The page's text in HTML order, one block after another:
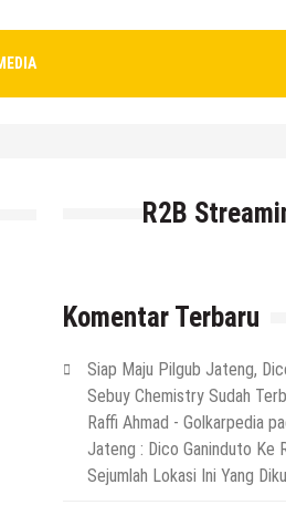
R2B
Komentar Terbaru
Siap Maju Pilgub Jateng,
Sebuy Chemistry Sudah
Raffi Ahmad - Golkarpedia
Jateng : Dico Ganinduto Ke
Sejumlah Lokasi Ini Yang